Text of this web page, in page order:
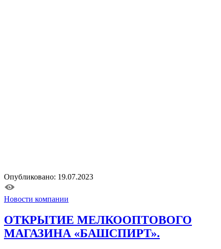
Опубликовано: 19.07.2023
Новости компании
ОТКРЫТИЕ МЕЛКООПТОВОГО
МАГАЗИНА «БАШСПИРТ».